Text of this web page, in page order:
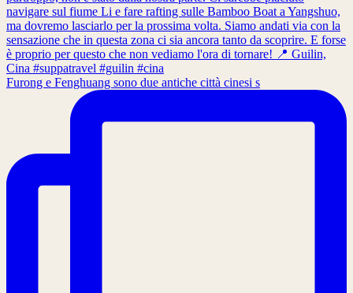
Furong e Fenghuang sono due antiche città cinesi s